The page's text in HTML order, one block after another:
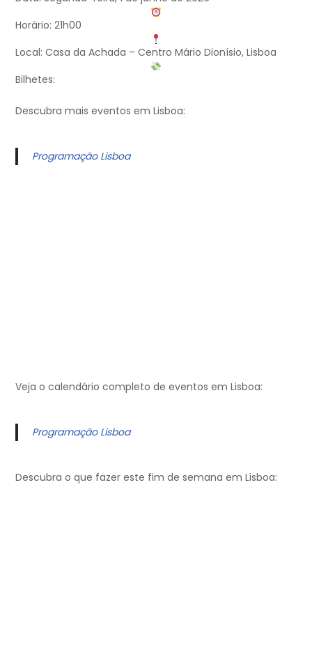
Horário: 21h00
Local: Casa da Achada – Centro Mário Dionísio, Lisboa
Bilhetes:
Descubra mais eventos em Lisboa:
Programação Lisboa
Veja o calendário completo de eventos em Lisboa:
Programação Lisboa
Descubra o que fazer este fim de semana em Lisboa: